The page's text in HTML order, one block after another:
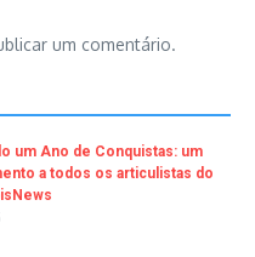
um comentário.
um Ano de Conquistas: um
a todos os articulistas do